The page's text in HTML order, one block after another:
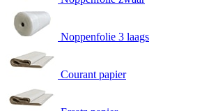
Noppenfolie 3 laags
Courant papier